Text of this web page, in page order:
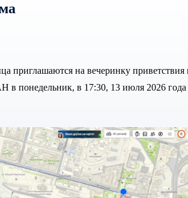
приглашаются на вечеринку приветствия
в понедельник, в 17:30, 13 июля 2026 года